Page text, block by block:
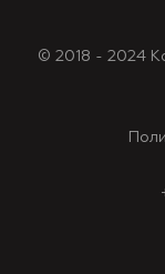
© 2018 - 2024